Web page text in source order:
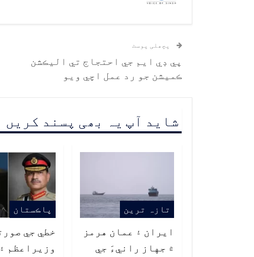
پچھلی پوسٹ
پي ڊي ايم جي احتجاج تي اليڪشن
ڪميشن جو رد عمل اچي ويو
شاید آپ یہ بھی پسند کریں
تازہ ترین
ايران ۽ عمان هرمز
۾ جهاز رانيءَ جي
پاڪستان
خطي جي
وزيراعظم